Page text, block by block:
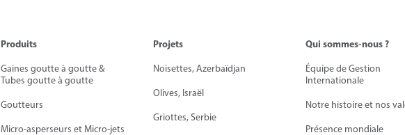
Produits
Gaines goutte à goutte &
Tubes goutte à goutte
Goutteurs
Micro-asperseurs et Micro-jets
Projets
Noisettes, Azerbaïdjan
Olives, Israël
Griottes, Serbie
Qui sommes-nous ?
Équipe de Gestion
Internationale
Notre histoire et nos
Présence mondiale